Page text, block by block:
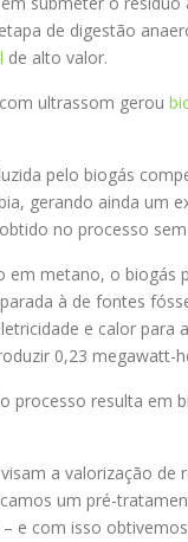
de digestão
de alto valor.
ultrassom gerou
pelo biogás
gerando ainda um
no processo
em metano, o biogás
à de fontes
e calor para
0,23 megawatt-
processo resulta em
visam a valorização
um pré-
e com isso